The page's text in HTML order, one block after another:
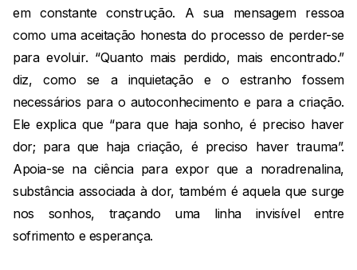
em constante construção. A sua mensagem ressoa
como uma aceitação honesta do processo de perder-se
para evoluir. “Quanto mais perdido, mais encontrado.”
diz, como se a inquietação e o estranho fossem
necessários para o autoconhecimento e para a criação.
Ele explica que “para que haja sonho, é preciso haver
dor; para que haja criação, é preciso haver trauma”.
Apoia-se na ciência para expor que a noradrenalina,
substância associada à dor, também é aquela que surge
nos sonhos, traçando uma linha invisível entre
sofrimento e esperança.